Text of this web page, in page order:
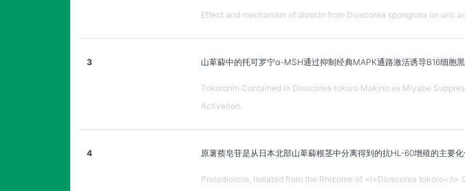
Effect and mechanism of dioscin from Dioscorea spongiosa on uric
3 山萆薢中的托可罗宁α-MSH通过抑制经典MAPK通路激活诱导B16细胞黑
Tokoronin Contained in Dioscorea tokoro Makino ex Miyabe
Activation.
4 原薯蓣皂苷是从日本北部山萆薢根茎中分离得到的抗HL-60增殖的主要化
Protodioscin, Isolated from the Rhizome of <i>Dioscorea tokoro</